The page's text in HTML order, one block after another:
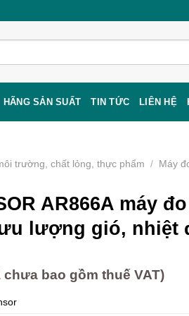
HÃNG SẢN SUẤT TIN TỨC LIÊN HỆ
trường, chất lỏng, thực phẩm /
Máy
AR866A máy đo
lượng gió, nhiệt
chưa bao gồm thuế VAT)